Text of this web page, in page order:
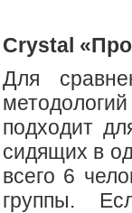
Crystal
Для
подходит
сидящих в
всего 6
группы.